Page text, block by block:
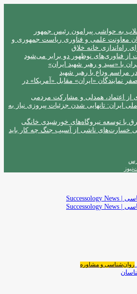
به حواشی پیرامون رئیس جمهور
معاونت علمی و فناوری ریاست جمهوری و
راه‌اندازی خانه خلاق
فناوری‌های نوظهور دو برابر می‌شود
با «سید و رهبر شهید ایران»
مراسم وداع با رهبر شهید
قاطع ۱۰ بر صفر نمایندگان «ایران» مقابل «آمریکا» در
از اعتماد، همدلی و مشارکت مردمی
ایران: تانهایی شدن جزئیات پیروزی نیاز به
با توسعه نیروگاه‌های خورشیدی خانگی
خسارت‌های ناشی از آسیب جنگ چه کار باید
روان‌شناسی و مشاوره